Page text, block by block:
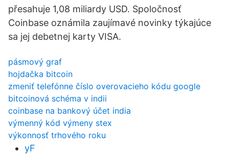
přesahuje 1,08 miliardy USD. Spoločnosť
Coinbase oznámila zaujímavé novinky týkajúce
sa jej debetnej karty VISA.
pásmový graf
hojdačka bitcoin
zmeniť telefónne číslo overovacieho kódu google
bitcoinová schéma v indii
coinbase na bankový účet india
výmenný kód výmeny stex
výkonnosť trhového roku
yF